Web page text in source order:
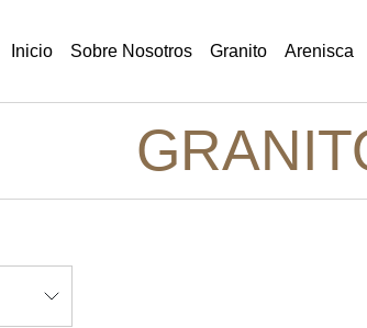
Inicio Sobre Nosotros Granito Arenisca